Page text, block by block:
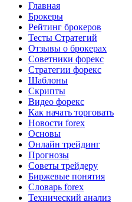
Главная
Брокеры
Рейтинг брокеров
Тесты Стратегий
Отзывы о брокерах
Советники форекс
Стратегии форекс
Шаблоны
Скрипты
Видео форекс
Как начать торговать
Новости forex
Основы
Онлайн трейдинг
Прогнозы
Советы трейдеру
Биржевые понятия
Словарь forex
Технический анализ